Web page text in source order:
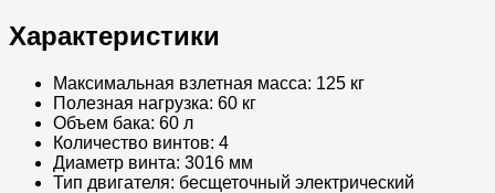
Характеристики
Максимальная взлетная масса: 125 кг
Полезная нагрузка: 60 кг
Объем бака: 60 л
Количество винтов: 4
Диаметр винта: 3016 мм
Тип двигателя: бесщеточный электрический